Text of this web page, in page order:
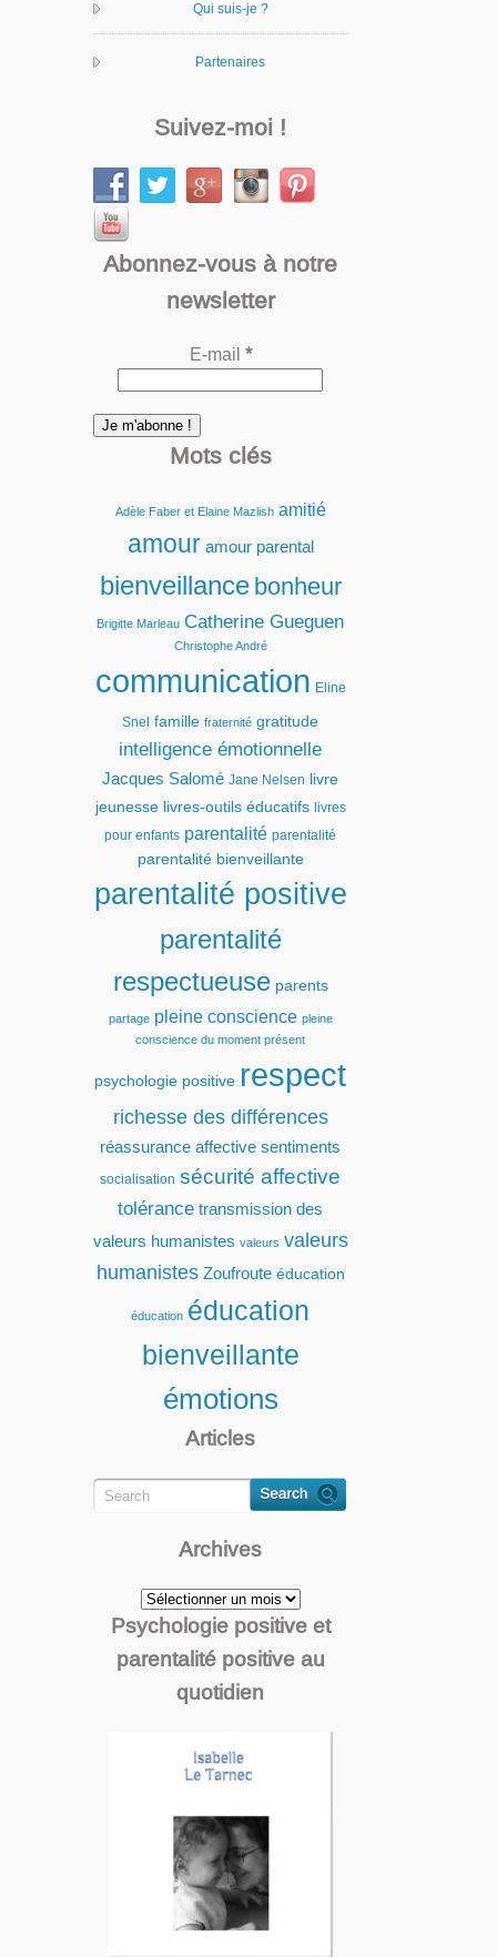
Qui suis-je ?
Partenaires
Suivez-moi !
Abonnez-vous à notre
newsletter
E-mail *
Mots clés
Adèle Faber et Elaine Mazlish amitié
amour amour parental
bienveillance bonheur
Brigitte Marleau Catherine Gueguen
Christophe André
communication Eline
Snel famille fraternité gratitude
intelligence émotionnelle
Jacques Salomé Jane Nelsen
livre
jeunesse livres-outils éducatifs livres
pour enfants parentalité parentalité
parentalité bienveillante
parentalité positive
parentalité
respectueuse parents
partage pleine conscience pleine
conscience du moment présent
psychologie positive respect
richesse des différences
réassurance affective sentiments
socialisation sécurité affective
tolérance transmission des
valeurs humanistes valeurs valeurs
humanistes Zoufroute éducation
éducation éducation
bienveillante
émotions
Articles
Archives
Archives
Psychologie positive et
parentalité positive au
quotidien